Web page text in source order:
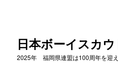
日本ボーイスカ
2025年 福岡県連盟は100周年を迎え